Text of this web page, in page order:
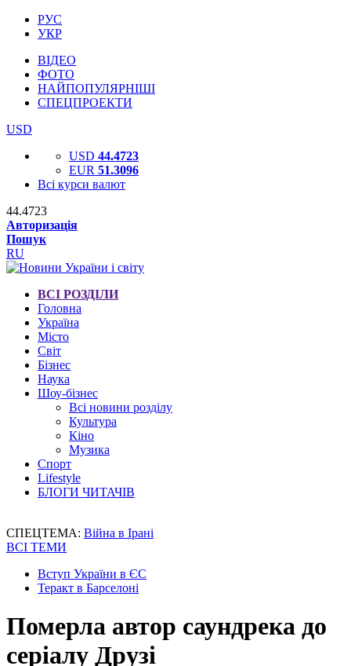
РУС
УКР
ВІДЕО
ФОТО
НАЙПОПУЛЯРНІШІ
СПЕЦПРОЕКТИ
USD
USD 44.4723
EUR 51.3096
Всі курси валют
44.4723
Авторизація
Пошук
RU
ВСІ РОЗДІЛИ
Головна
Україна
Місто
Світ
Бізнес
Наука
Шоу-бізнес
Всі новини розділу
Культура
Кіно
Музика
Спорт
Lifestyle
БЛОГИ ЧИТАЧІВ
СПЕЦТЕМА: Війна в Ірані
ВСІ ТЕМИ
Вступ України в ЄС
Теракт в Барселоні
Померла автор саундрека до
серіалу Друзі